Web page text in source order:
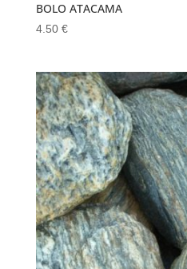
BOLO ATACAMA
4.50 €